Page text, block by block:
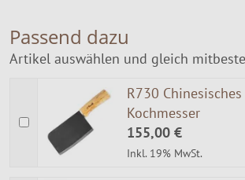
Passend dazu
Artikel auswählen und gleich
R730 Chinesisches
Kochmesser
155,00 €
Inkl. 19% MwSt.